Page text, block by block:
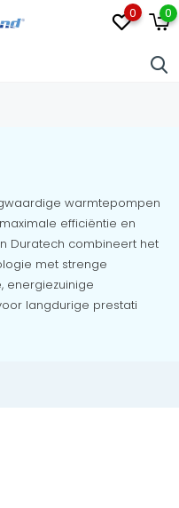
0 0
warmtepompen
efficiëntie en
Duratech combineert het
met strenge
energiezuinige
langdurige prestati